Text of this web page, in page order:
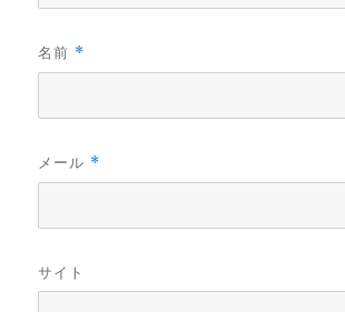
名前 *
メール *
サイト